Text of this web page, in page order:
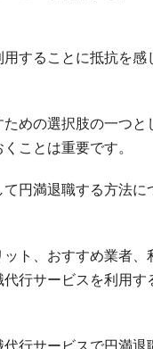
することに抵抗を感
めの選択肢の一つと
ことは重要です。
円満退職する方法に
ト、おすすめ業者、
行サービスを利用す
行サービスで円満退